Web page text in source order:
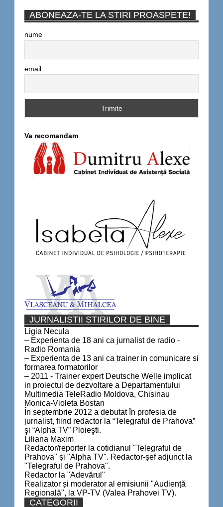
ABONEAZA-TE LA STIRI PROASPETE!
nume
email
Va recomandam
JURNALISTII STIRILOR DE BINE
Ligia Necula
– Experienta de 18 ani ca jurnalist de radio -
Radio Romania
– Experienta de 13 ani ca trainer in comunicare si
formarea formatorilor
– 2011 - Trainer expert Deutsche Welle implicat
in proiectul de dezvoltare a Departamentului
Multimedia TeleRadio Moldova, Chisinau
Monica-Violeta Bostan
În septembrie 2012 a debutat în profesia de
jurnalist, fiind redactor la “Telegraful de Prahova”
şi “Alpha TV” Ploieşti.
Liliana Maxim
Redactor/reporter la cotidianul "Telegraful de
Prahova" și "Alpha TV". Redactor-șef adjunct la
"Telegraful de Prahova".
Redactor la "Adevărul"
Realizator și moderator al emisiunii "Audiență
Regională", la VP-TV (Valea Prahovei TV).
CATEGORII